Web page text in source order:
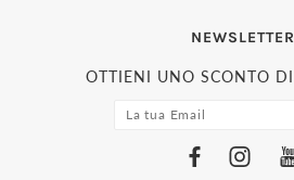
NEWSLETTER
OTTIENI UNO SCONTO